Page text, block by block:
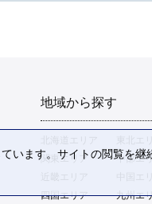
地域から探す
関東エリア
中部エ
四国エリア
九州エ
ます。サイトの閲覧を